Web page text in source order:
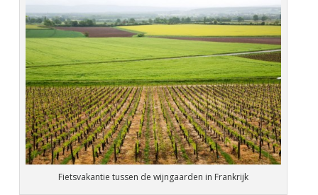
Fietsvakantie tussen de wijngaarden in Frankrijk